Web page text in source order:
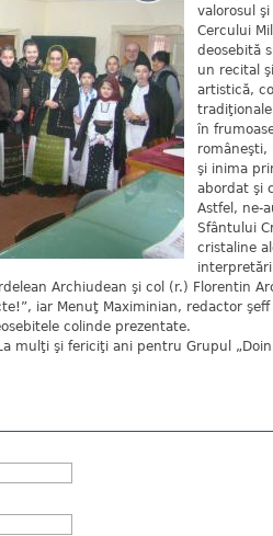
valorosul
Cercului
deosebită
un recital
artistică,
în
româneşti,
şi inima
abordat şi
Astfel, ne-
Sfântului
cristaline
Archiudean şi col (r.) Florentin
iar Menuţ Maximinian, redactor
colinde prezentate.
mulţi şi fericiţi ani pentru Grupul